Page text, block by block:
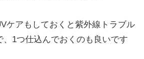
ケアもしておくと紫外線トラブル
1つ仕込んでおくのも良いです